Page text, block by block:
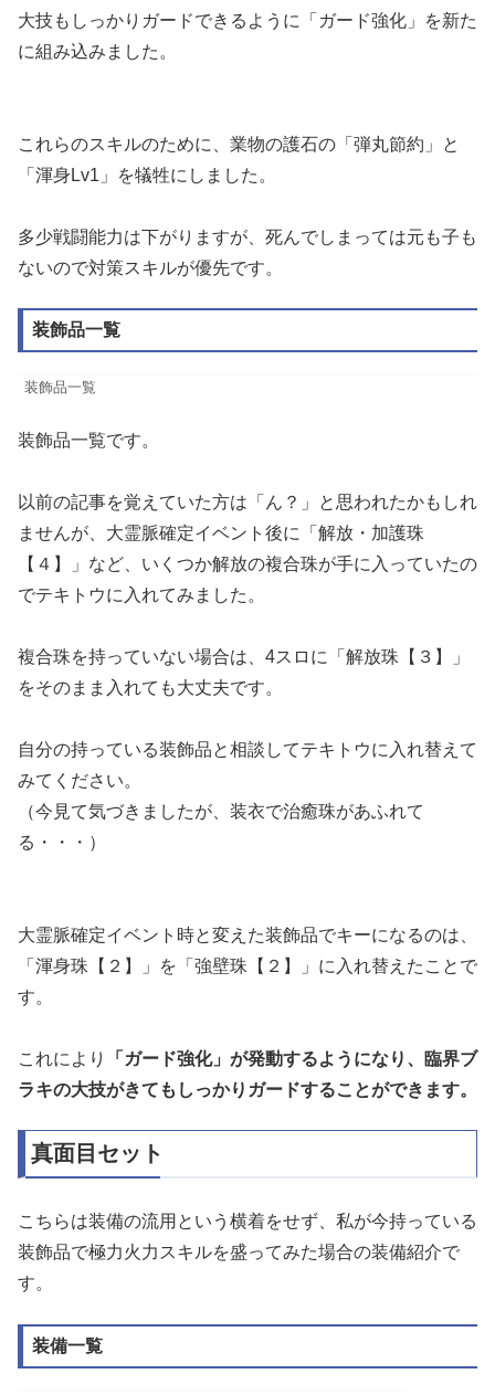
大技もしっかりガードできるように「ガード強化」を新た
に組み込みました。
これらのスキルのために、業物の護石の「弾丸節約」と
「渾身Lv1」を犠牲にしました。
多少戦闘能力は下がりますが、死んでしまっては元も子も
ないので対策スキルが優先です。
装飾品一覧
装飾品一覧
装飾品一覧です。
以前の記事を覚えていた方は「ん？」と思われたかもしれ
ませんが、大霊脈確定イベント後に「解放・加護珠
【４】」など、いくつか解放の複合珠が手に入っていたの
でテキトウに入れてみました。
複合珠を持っていない場合は、4スロに「解放珠【３】」
をそのまま入れても大丈夫です。
自分の持っている装飾品と相談してテキトウに入れ替えて
みてください。
（今見て気づきましたが、装衣で治癒珠があふれて
る・・・）
大霊脈確定イベント時と変えた装飾品でキーになるのは、
「渾身珠【２】」を「強壁珠【２】」に入れ替えたことで
す。
これにより
「ガード強化」が発動するようになり、臨界ブ
ラキの大技がきてもしっかりガードすることができます。
真面目セット
こちらは装備の流用という横着をせず、私が今持っている
装飾品で極力火力スキルを盛ってみた場合の装備紹介で
す。
装備一覧